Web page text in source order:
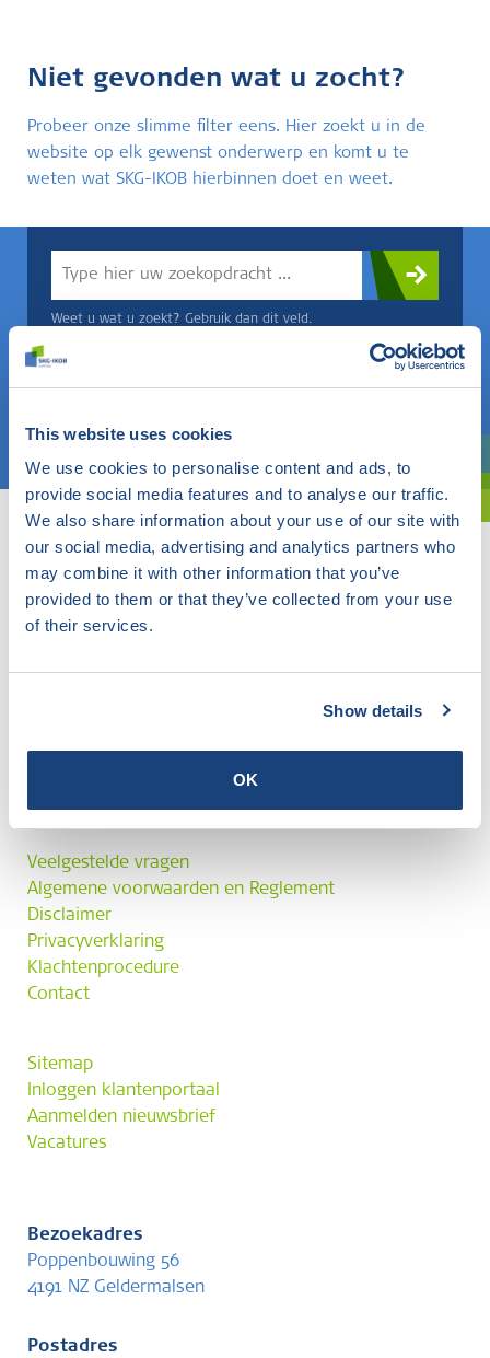
This website uses cookies
We use cookies to personalise content and ads, to
provide social media features and to analyse our traffic.
We also share information about your use of our site with
our social media, advertising and analytics partners who
may combine it with other information that you’ve
provided to them or that they’ve collected from your use
of their services.
Show details
OK
Niet gevonden wat u zocht?
Probeer onze slimme filter eens. Hier zoekt u in de
website op elk gewenst onderwerp en komt u te
weten wat SKG-IKOB hierbinnen doet en weet.
Weet u wat u zoekt? Gebruik dan dit veld.
Kies een onderwerp
Bent u oriënterend? Gebruik dan onze filter.
Veelgestelde vragen
Algemene voorwaarden en Reglement
Disclaimer
Privacyverklaring
Klachtenprocedure
Contact
Sitemap
Inloggen klantenportaal
Aanmelden nieuwsbrief
Vacatures
Bezoekadres
Poppenbouwing 56
4191 NZ Geldermalsen
Postadres